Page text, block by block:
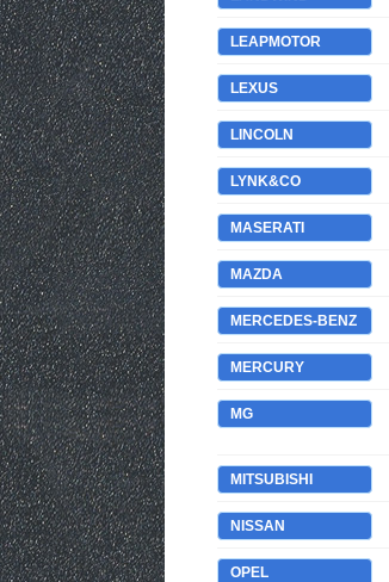
LEAPMOTOR
LEXUS
LINCOLN
LYNK&CO
MASERATI
MAZDA
MERCEDES-BENZ
MERCURY
MG
MITSUBISHI
NISSAN
OPEL